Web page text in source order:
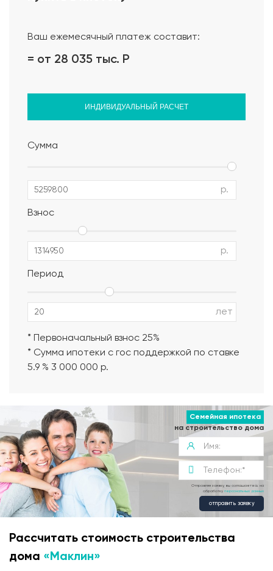
Альбом АР, КР, ИР
Ваш ежемесячный платеж составит:
= от 28 035 тыс. Р
ИНДИВИДУАЛЬНЫЙ РАСЧЕТ
Сумма
р.
Взнос
р.
Период
лет
* Первоначальный взнос 25%
* Сумма ипотеки с гос поддержкой по ставке
5.9 % 3 000 000 р.
Семейная ипотека
на строительство дома
Отправляя заявку, вы соглашаетесь на
обработку персональных данных
отправить заявку
Рассчитать стоимость строительства
дома «Маклин»